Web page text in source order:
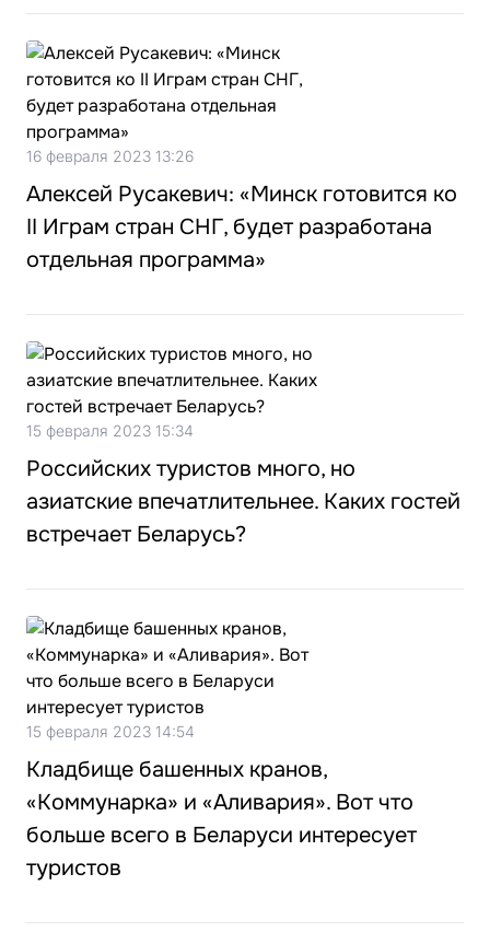
16 февраля 2023 13:26
Алексей Русакевич: «Минск готовится ко
II Играм стран СНГ, будет разработана
отдельная программа»
15 февраля 2023 15:34
Российских туристов много, но
азиатские впечатлительнее. Каких гостей
встречает Беларусь?
15 февраля 2023 14:54
Кладбище башенных кранов,
«Коммунарка» и «Аливария». Вот что
больше всего в Беларуси интересует
туристов